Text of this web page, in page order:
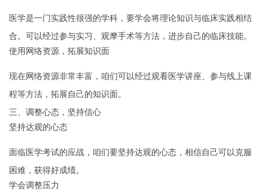
医学是一门实践性很强的学科，要学会将理论知识与临床实践相结
合。可以经过参与实习、观摩手术等方法，进步自己的临床技能。
使用网络资源，拓展知识面
现在网络资源非常丰富，咱们可以经过观看医学讲座、参与线上课
程等方法，拓展自己的知识面。
三、调整心态，坚持信心
坚持达观的心态
面临医学考试的应战，咱们要坚持达观的心态，相信自己可以克服
困难，获得好成绩。
学会调整压力